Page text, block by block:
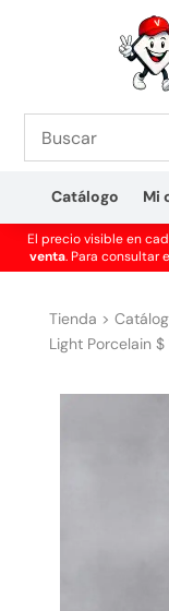
Catálogo Mi
El precio visible en
venta. Para consultar
Tienda >
Light Porcelain $